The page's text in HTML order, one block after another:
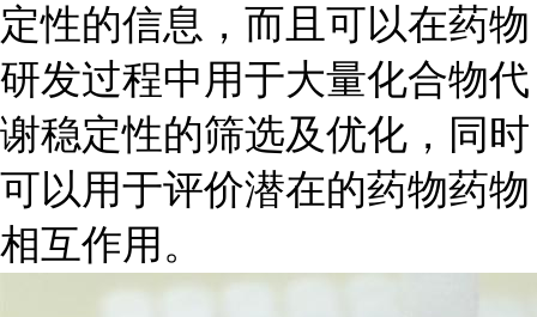
定性的信息，而且可以在药物
研发过程中用于大量化合物代
谢稳定性的筛选及优化，同时
可以用于评价潜在的药物药物
相互作用。